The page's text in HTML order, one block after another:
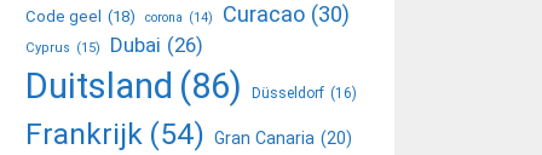
Code geel (18) corona (14) Curacao (30)
Cyprus (15) Dubai (26)
Duitsland (86) Düsseldorf (16)
Frankrijk (54) Gran Canaria (20)